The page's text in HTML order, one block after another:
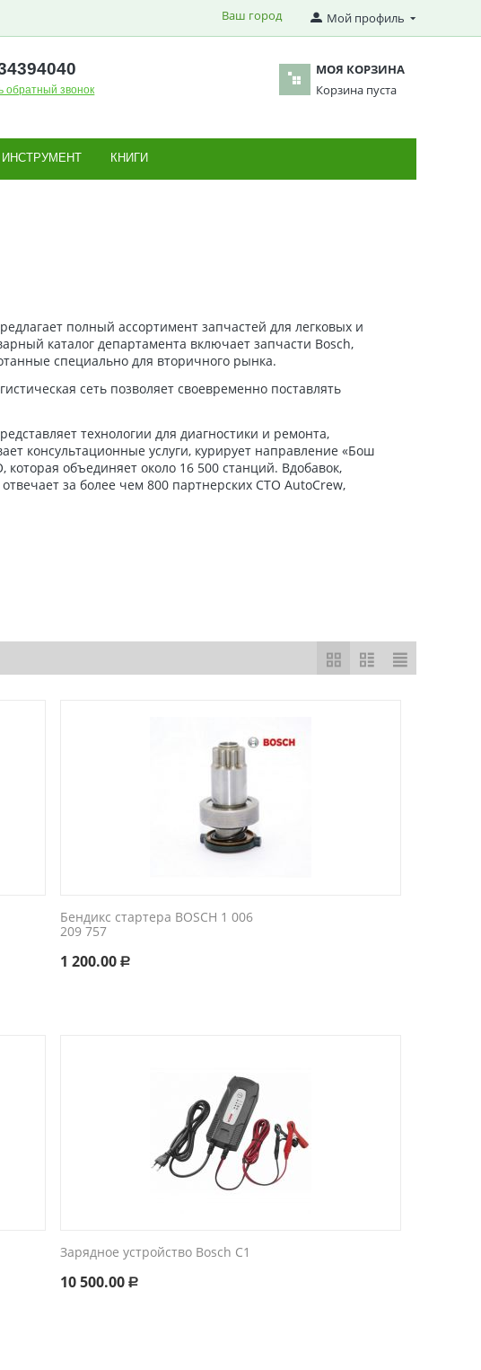
Мой профиль
Ваш город
94040
обратный звонок
МОЯ КОРЗИНА
Корзина пуста
ИНСТРУМЕНТ КНИГИ
полный ассортимент запчастей для легковых и
каталог департамента включает запчасти Bosch,
специально для вторичного рынка.
сеть позволяет своевременно поставлять
технологии для диагностики и ремонта,
консультационные услуги, курирует направление «Бош
объединяет около 16 500 станций. Вдобавок,
за более чем 800 партнерских СТО AutoCrew,
Бендикс стартера BOSCH 1 006
209 757
1 200.00 Р
Зарядное устройство Bosch C1
10 500.00 Р